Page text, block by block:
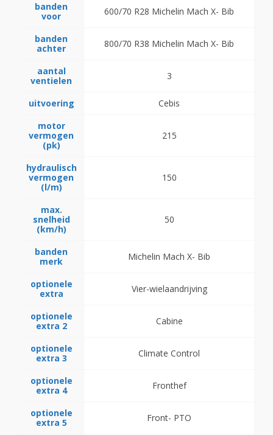
banden
voor
600/70 R28 Michelin Mach X- Bib
banden
achter
800/70 R38 Michelin Mach X- Bib
aantal
ventielen
3
uitvoering
Cebis
motor
vermogen
(pk)
215
hydraulisch
vermogen
(l/m)
150
max.
snelheid
(km/h)
50
banden
merk
Michelin Mach X- Bib
optionele
extra
Vier-wielaandrijving
optionele
extra 2
Cabine
optionele
extra 3
Climate Control
optionele
extra 4
Fronthef
optionele
extra 5
Front- PTO